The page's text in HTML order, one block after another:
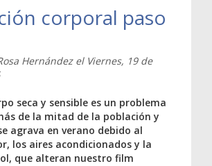
corporal paso
Hernándezel Viernes, 19 de
seca y sensible es un problema
de la mitad de la población y
agrava en verano debido al
los aires acondicionados y la
que alteran nuestro film